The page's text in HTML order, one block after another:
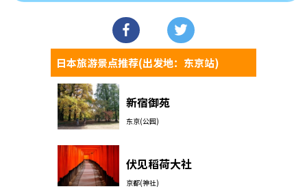
日本旅游景点推荐(出发地：东京站)
新宿御苑
东京(公园)
伏见稻荷大社
京都(神社)